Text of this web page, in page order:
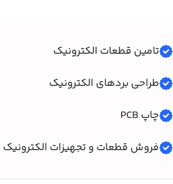
تامین قطعات الکترونیک
طراحی بردهای الکترونیک
چاپ PCB
فروش قطعات و تجهیزات الکترونیک